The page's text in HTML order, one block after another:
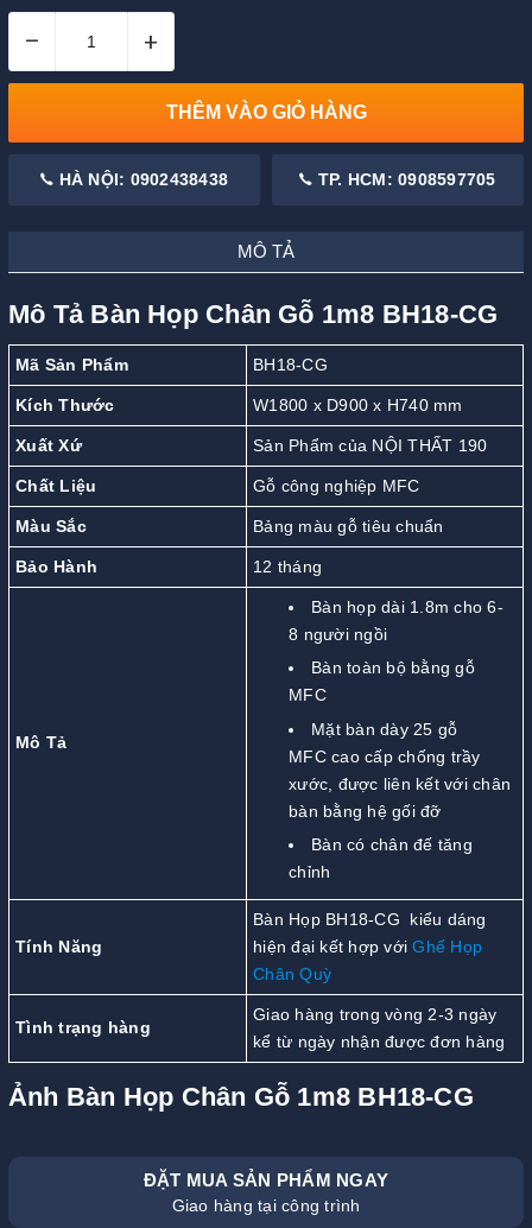
– +
THÊM VÀO GIỎ HÀNG
HÀ NỘI: 0902438438 TP. HCM: 0908597705
MÔ TẢ
Mô Tả Bàn Họp Chân Gỗ 1m8 BH18-CG
Mã Sản Phẩm BH18-CG
Kích Thước W1800 x D900 x H740 mm
Xuất Xứ Sản Phẩm của NỘI THẤT 190
Chất Liệu Gỗ công nghiệp MFC
Màu Sắc Bảng màu gỗ tiêu chuẩn
Bảo Hành 12 tháng
Mô Tả
Bàn họp dài 1.8m cho 6-
8 người ngồi
Bàn toàn bộ bằng gỗ
MFC
Mặt bàn dày 25 gỗ
MFC cao cấp chống trầy
xước, được liên kết với chân
bàn bằng hệ gối đỡ
Bàn có chân đế tăng
chỉnh
Tính Năng
Bàn Họp BH18-CG kiểu dáng
hiện đại kết hợp vớiGhế Họp
Chân Quỳ
Tình trạng hàng
Giao hàng trong vòng 2-3 ngày
kể từ ngày nhận được đơn hàng
Ảnh Bàn Họp Chân Gỗ 1m8 BH18-CG
ĐẶT MUA SẢN PHẨM NGAY
Giao hàng tại công trình